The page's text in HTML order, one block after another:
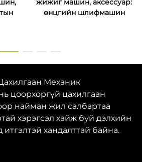
жижиг машин, аксессуар:
өнцгийн шлифмашин
Механик
цоорхоргүй цахилгаан
найман жил салбартаа
хэрэгсэл хайж буй дэлхийн
итгэлтэй хандалттай байна.